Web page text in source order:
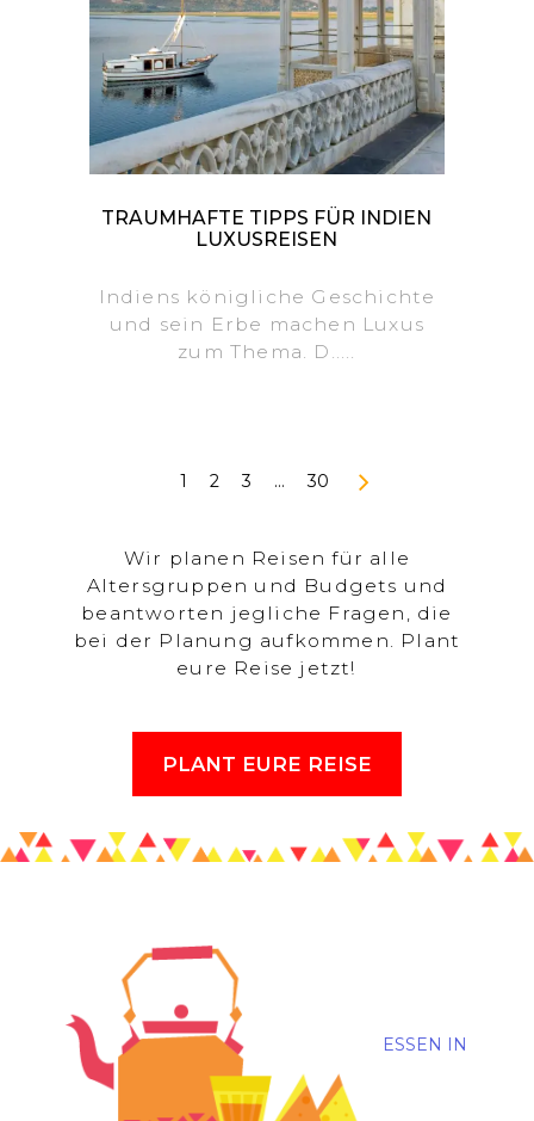
TRAUMHAFTE TIPPS FÜR INDIEN
LUXUSREISEN
Indiens königliche Geschichte
und sein Erbe machen Luxus
zum Thema. D.....
1 2 3 … 30
Wir planen Reisen für alle
Altersgruppen und Budgets und
beantworten jegliche Fragen, die
bei der Planung aufkommen. Plant
eure Reise jetzt!
PLANT EURE REISE
ESSEN IN